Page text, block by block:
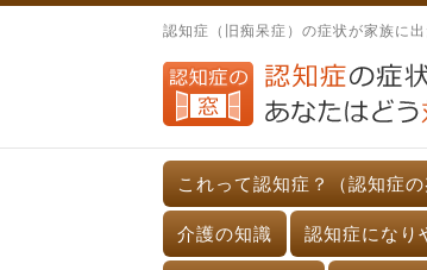
認知症（旧痴呆症）の症状が家族に
これって認知症？（認知症の
介護の知識 認知症になり